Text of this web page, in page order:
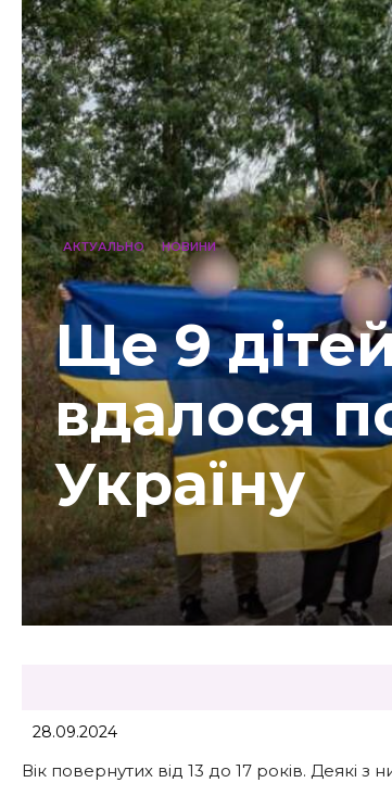
АКТУАЛЬНО НОВИНИ
Ще 9
вдалося
Україну
28.09.2024
Вік повернутих від 13 до 17 років. Деякі з